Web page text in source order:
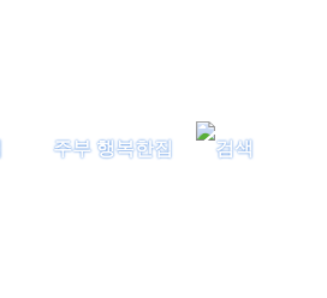
주부 행복한집